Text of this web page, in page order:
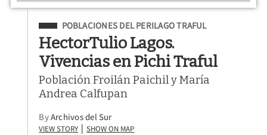
Filed Under
POBLACIONES DEL PERILAGO TRAFUL
HectorTulio Lagos.
Vivencias en Pichi Traful
Población Froilán Paichil y María
Andrea Calfupan
ByArchivos del Sur
View Story | Show on Map